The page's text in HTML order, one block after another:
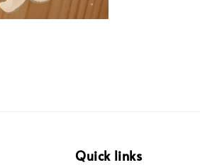
Quick links